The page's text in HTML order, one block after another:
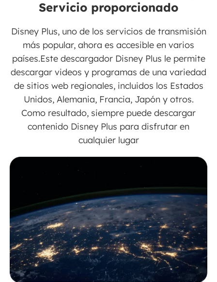
Servicio proporcionado
Disney Plus, uno de los servicios de transmisión
más popular, ahora es accesible en varios
países.Este descargador Disney Plus le permite
descargar videos y programas de una variedad
de sitios web regionales, incluidos los Estados
Unidos, Alemania, Francia, Japón y otros.
Como resultado, siempre puede descargar
contenido Disney Plus para disfrutar en
cualquier lugar